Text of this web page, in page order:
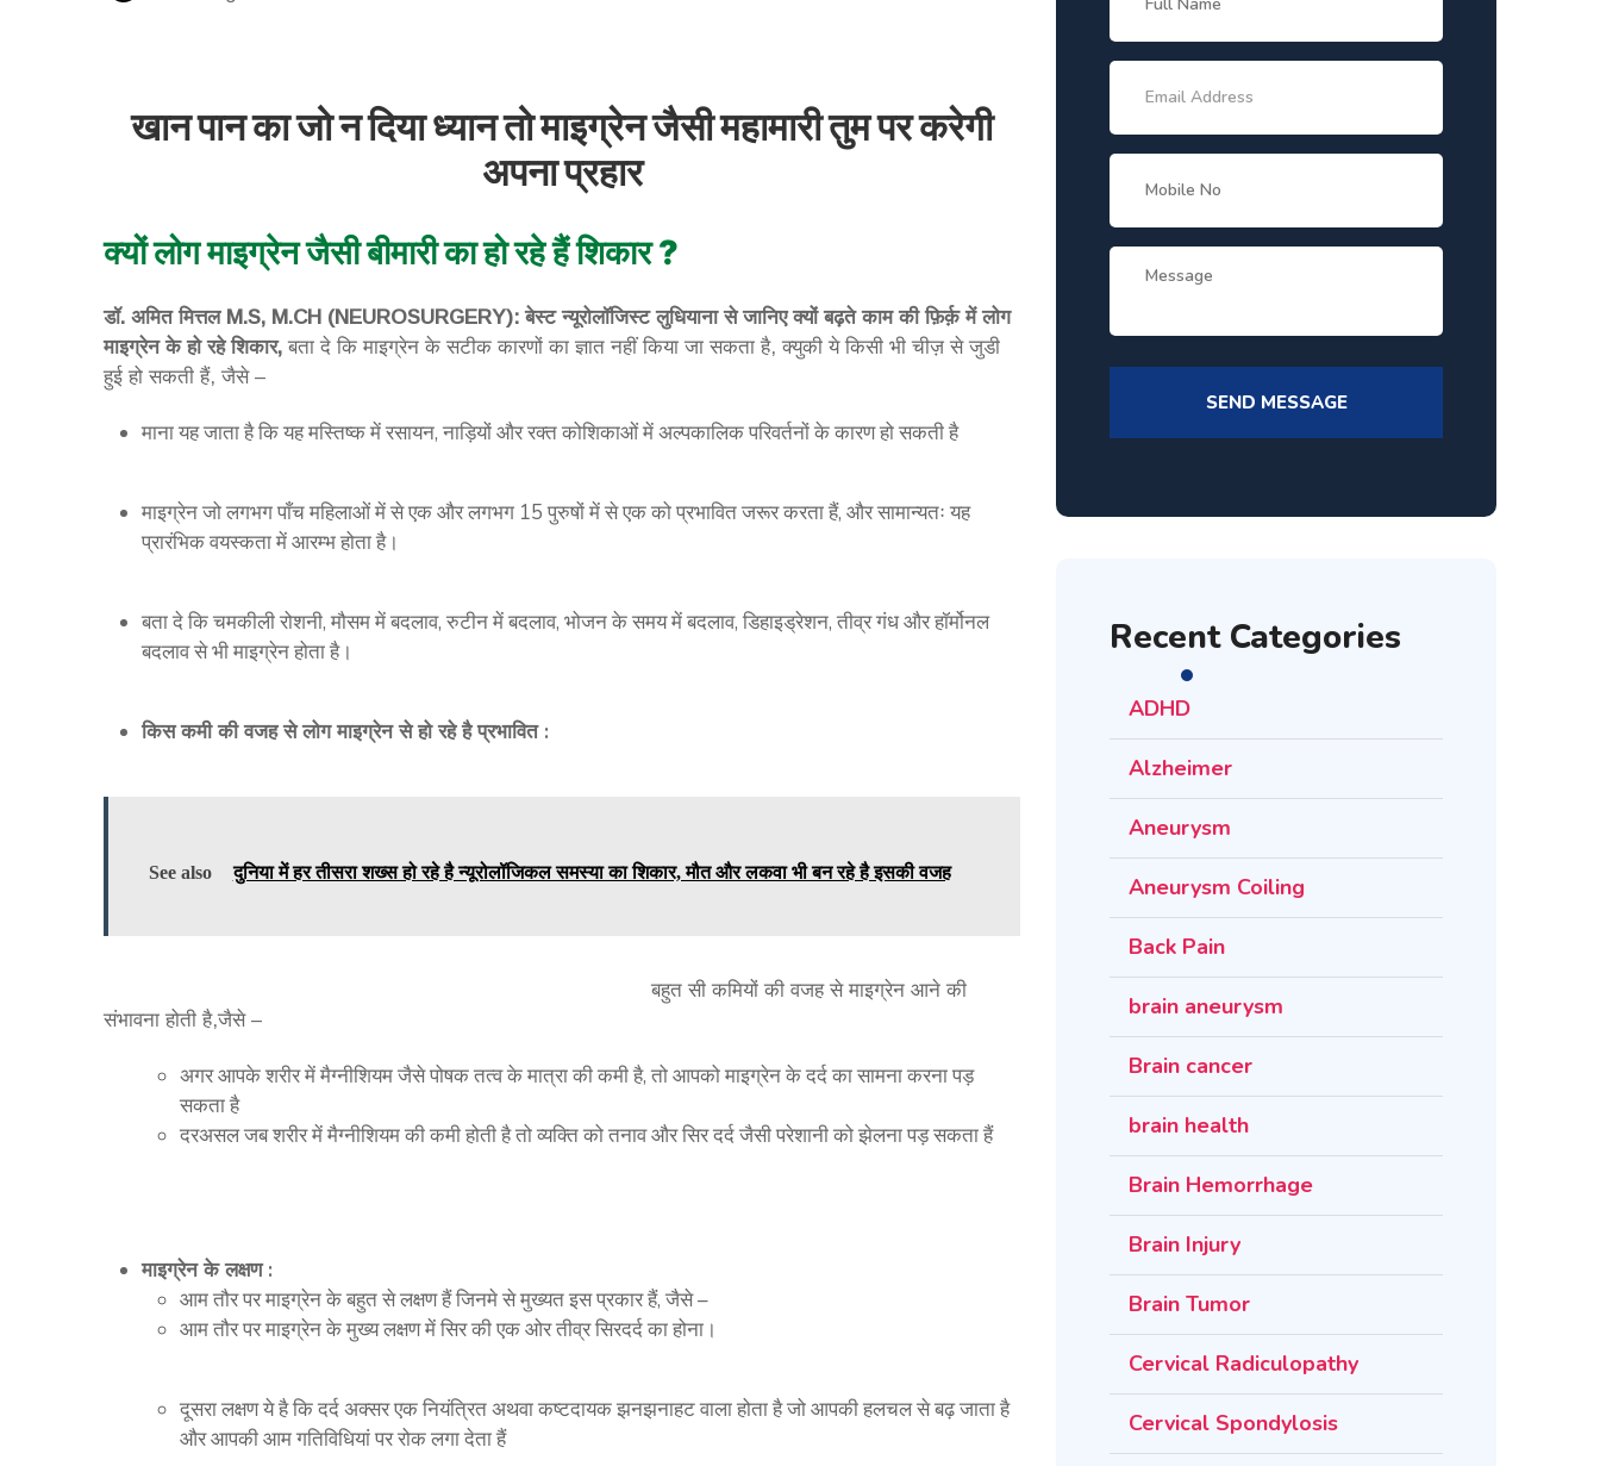
खान पान का जो न दिया ध्यान तो माइग्रेन जैसी महामारी तुम पर करेगी
अपना प्रहार
क्यों लोग माइग्रेन जैसी बीमारी का हो रहे हैं शिकार ?
डॉ. अमित मित्तल M.S, M.CH (NEUROSURGERY): बेस्ट न्यूरोलॉजिस्ट लुधियाना से जानिए क्यों बढ़ते काम की फ़िर्क़ में लोग
माइग्रेन के हो रहे शिकार, बता दे कि माइग्रेन के सटीक कारणों का ज्ञात नहीं किया जा सकता है, क्युकी ये किसी भी चीज़ से जुडी
हुई हो सकती हैं, जैसे –
माना यह जाता है कि यह मस्तिष्क में रसायन, नाड़ियों और रक्त कोशिकाओं में अल्पकालिक परिवर्तनों के कारण हो सकती है
माइग्रेन जो लगभग पाँच महिलाओं में से एक और लगभग 15 पुरुषों में से एक को प्रभावित जरूर करता हैं, और सामान्यतः यह
प्रारंभिक वयस्कता में आरम्भ होता है।
बता दे कि चमकीली रोशनी, मौसम में बदलाव, रुटीन में बदलाव, भोजन के समय में बदलाव, डिहाइड्रेशन, तीव्र गंध और हॉर्मोनल
बदलाव से भी माइग्रेन होता है।
किस कमी की वजह से लोग माइग्रेन से हो रहे है प्रभावित :
See also दुनिया में हर तीसरा शख्स हो रहे है न्यूरोलॉजिकल समस्या का शिकार, मौत और लकवा भी बन रहे है इसकी वजह
बहुत सी कमियों की वजह से माइग्रेन आने की
संभावना होती है,जैसे –
अगर आपके शरीर में मैग्नीशियम जैसे पोषक तत्व के मात्रा की कमी है, तो आपको माइग्रेन के दर्द का सामना करना पड़
सकता है
दरअसल जब शरीर में मैग्नीशियम की कमी होती है तो व्यक्ति को तनाव और सिर दर्द जैसी परेशानी को झेलना पड़ सकता हैं
माइग्रेन के लक्षण :
आम तौर पर माइग्रेन के बहुत से लक्षण हैं जिनमे से मुख्यत इस प्रकार हैं, जैसे –
आम तौर पर माइग्रेन के मुख्य लक्षण में सिर की एक ओर तीव्र सिरदर्द का होना।
दूसरा लक्षण ये है कि दर्द अक्सर एक नियंत्रित अथवा कष्टदायक झनझनाहट वाला होता है जो आपकी हलचल से बढ़ जाता है
और आपकी आम गतिविधियां पर रोक लगा देता हैं
Recent Categories
ADHD
Alzheimer
Aneurysm
Aneurysm Coiling
Back Pain
brain aneurysm
Brain cancer
brain health
Brain Hemorrhage
Brain Injury
Brain Tumor
Cervical Radiculopathy
Cervical Spondylosis